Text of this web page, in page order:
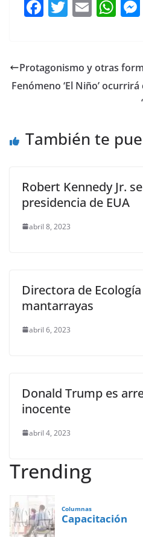
F
e
b
k
T
er
E
l
W
s
A
Protagonismo y otras
Fenómeno ‘El Niño’
También te
Robert Kennedy Jr.
presidencia de EUA
abril 8, 2023
Directora de
mantarrayas
abril 6, 2023
Donald Trump es
inocente
abril 4, 2023
Trending